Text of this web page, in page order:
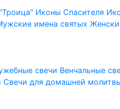
Иконы Спасителя
имена святых
свечи Венчальные
Свечи для домашней